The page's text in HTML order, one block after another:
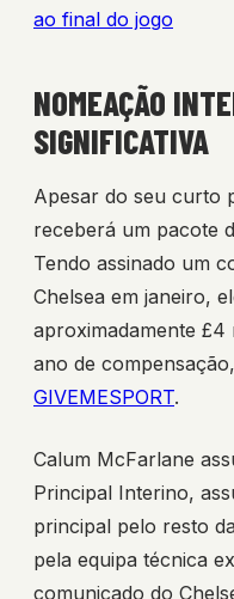
ao final do jogo
NOMEAÇÃO
SIGNIFICATIVA
Apesar do seu curto
receberá um pacote
Tendo assinado um
Chelsea em janeiro,
aproximadamente
ano de
GIVEMESPORT.
Calum McFarlane
Principal Interino,
principal pelo resto
pela equipa técnica
comunicado do